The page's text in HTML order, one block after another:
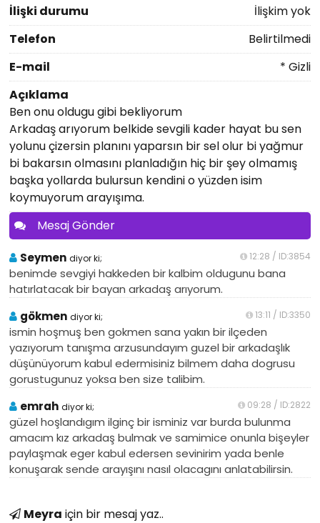
İlişki durumu
İlişkim yok
Telefon
Belirtilmedi
E-mail
* Gizli
Açıklama
Ben onu oldugu gibi bekliyorum
Arkadaş arıyorum belkide sevgili kader hayat bu sen
yolunu çizersin planını yaparsın bir sel olur bi yağmur
bi bakarsın olmasını planladığın hiç bir şey olmamış
başka yollarda bulursun kendini o yüzden isim
koymuyorum arayışıma.
Mesaj Gönder
Seymen diyor ki; 12:28 / ID:3854
benimde sevgiyi hakkeden bir kalbim oldugunu bana
hatırlatacak bir bayan arkadaş arıyorum.
gökmen diyor ki; 13:11 / ID:3350
ismin hoşmuş ben gokmen sana yakın bir ilçeden
yazıyorum tanışma arzusundayım guzel bir arkadaşlık
düşünüyorum kabul edermisiniz bilmem daha dogrusu
gorustugunuz yoksa ben size talibim.
emrah diyor ki; 09:28 / ID:2822
güzel hoşlandıgım ilginç bir isminiz var burda bulunma
amacım kız arkadaş bulmak ve samimice onunla bişeyler
paylaşmak eger kabul edersen sevinirim yada benle
konuşarak sende arayışını nasıl olacagını anlatabilirsin.
Meyra için bir mesaj yaz..